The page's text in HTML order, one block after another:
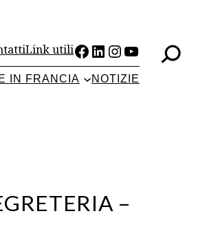
Link utiliFacebook
LinkedIn
Instagram
YouTube
IN FRANCIA NOTIZIE
–